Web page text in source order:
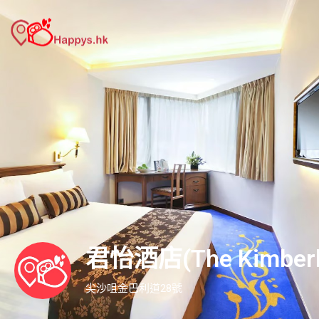
君怡酒店(The
尖沙咀金巴利道28號